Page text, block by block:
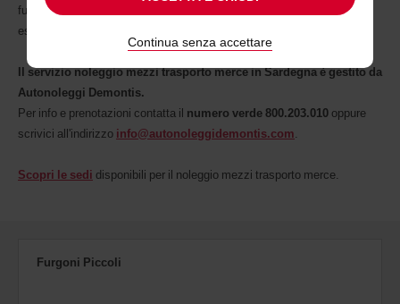
furgoni trasporto merce e scegli il mezzo che meglio si addice alle tue
esigenze.
Il servizio noleggio mezzi trasporto merce in Sardegna è gestito da
Autonoleggi Demontis.
Per info e prenotazioni contatta il numero verde 800.203.010 oppure
scrivici all'indirizzo info@autonoleggidemontis.com.
Scopri le sedi disponibili per il noleggio mezzi trasporto merce.
Furgoni Piccoli
Continua senza accettare